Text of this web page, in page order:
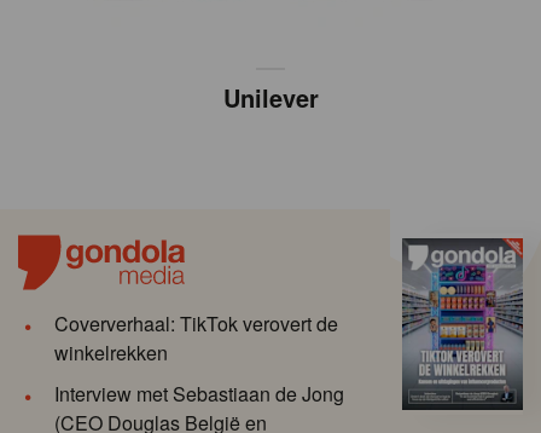
Unilever
Coververhaal: TikTok verovert de
winkelrekken
Interview met Sebastiaan de Jong
(CEO Douglas België en